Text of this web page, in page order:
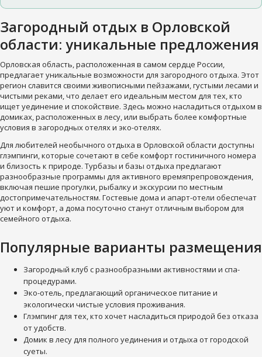
Загородный отдых в Орловской
области: уникальные предложения
Орловская область, расположенная в самом сердце России,
предлагает уникальные возможности для загородного отдыха. Этот
регион славится своими живописными пейзажами, густыми лесами и
чистыми реками, что делает его идеальным местом для тех, кто
ищет уединение и спокойствие. Здесь можно насладиться отдыхом в
домиках, расположенных в лесу, или выбрать более комфортные
условия в загородных отелях и эко-отелях.
Для любителей необычного отдыха в Орловской области доступны
глэмпинги, которые сочетают в себе комфорт гостиничного номера
и близость к природе. Турбазы и базы отдыха предлагают
разнообразные программы для активного времяпрепровождения,
включая пешие прогулки, рыбалку и экскурсии по местным
достопримечательностям. Гостевые дома и апарт-отели обеспечат
уют и комфорт, а дома посуточно станут отличным выбором для
семейного отдыха.
Популярные варианты размещения
Загородный клуб с разнообразными активностями и спа-
процедурами.
Эко-отель, предлагающий органическое питание и
экологически чистые условия проживания.
Глэмпинг для тех, кто хочет насладиться природой без отказа
от удобств.
Домик в лесу для полного уединения и отдыха от городской
суеты.